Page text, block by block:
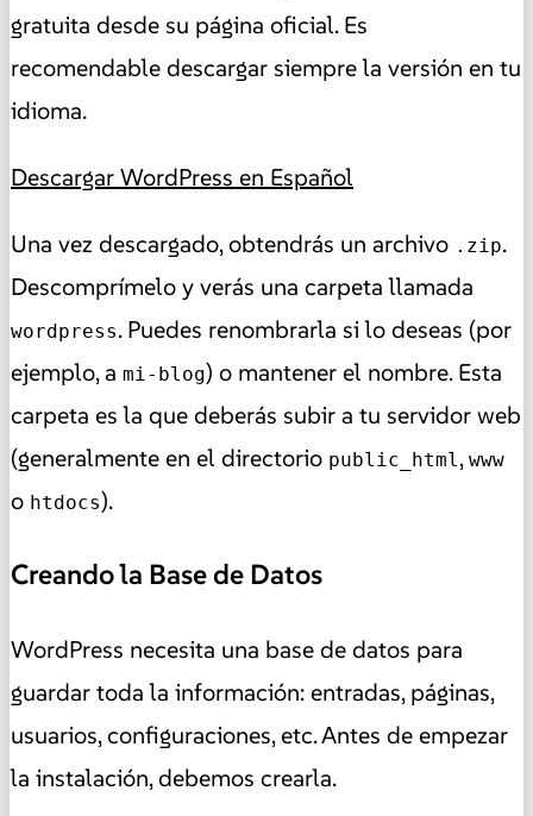
gratuita desde su página oficial. Es
recomendable descargar siempre la versión en tu
idioma.
Descargar WordPress en Español
Una vez descargado, obtendrás un archivo .zip.
Descomprímelo y verás una carpeta llamada
wordpress. Puedes renombrarla si lo deseas (por
ejemplo, a mi-blog) o mantener el nombre. Esta
carpeta es la que deberás subir a tu servidor web
(generalmente en el directorio public_html, www
o htdocs).
Creando la Base de Datos
WordPress necesita una base de datos para
guardar toda la información: entradas, páginas,
usuarios, configuraciones, etc. Antes de empezar
la instalación, debemos crearla.